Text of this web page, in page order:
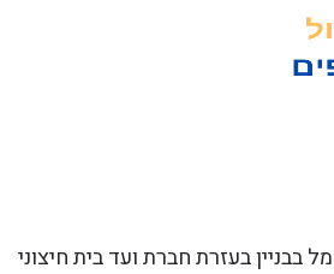
בבניין בעזרת חברת ועד בית חיצוני